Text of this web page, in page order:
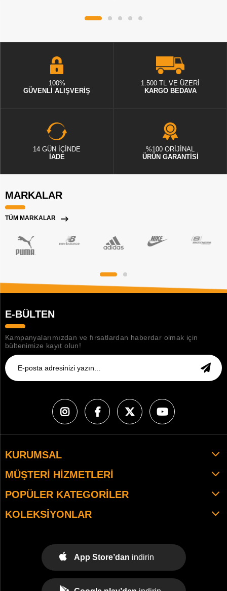
100%
GÜVENLİ ALIŞVERİŞ
1.500 TL VE ÜZERİ
KARGO BEDAVA
14 GÜN İÇİNDE
İADE
%100 ORİJİNAL
ÜRÜN GARANTİSİ
MARKALAR
TÜM MARKALAR
E-BÜLTEN
Kampanyalarımızdan ve fırsatlardan haberdar olmak için
bültenimize kayıt olun!
KURUMSAL
MÜŞTERI HIZMETLERI
POPÜLER KATEGORILER
KOLEKSIYONLAR
App Store’dan indirin